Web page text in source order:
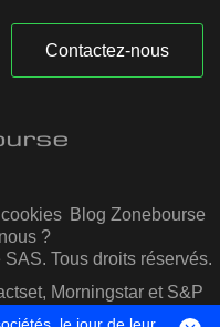
Contactez-nous
Blog Zonebourse
?
Tous droits réservés.
Morningstar et S&P